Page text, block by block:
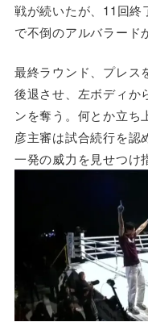
戦が続いたが、11回終
で不倒のアルバラード
最終ラウンド、プレス
後退させ、左ボディか
ンを奪う。何とか立ち
彦主審は試合続行を認
一発の威力を見せつけ